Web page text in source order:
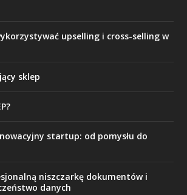
upselling i cross-selling w
sklep
startup: od pomysłu do
niszczarkę dokumentów i
danych